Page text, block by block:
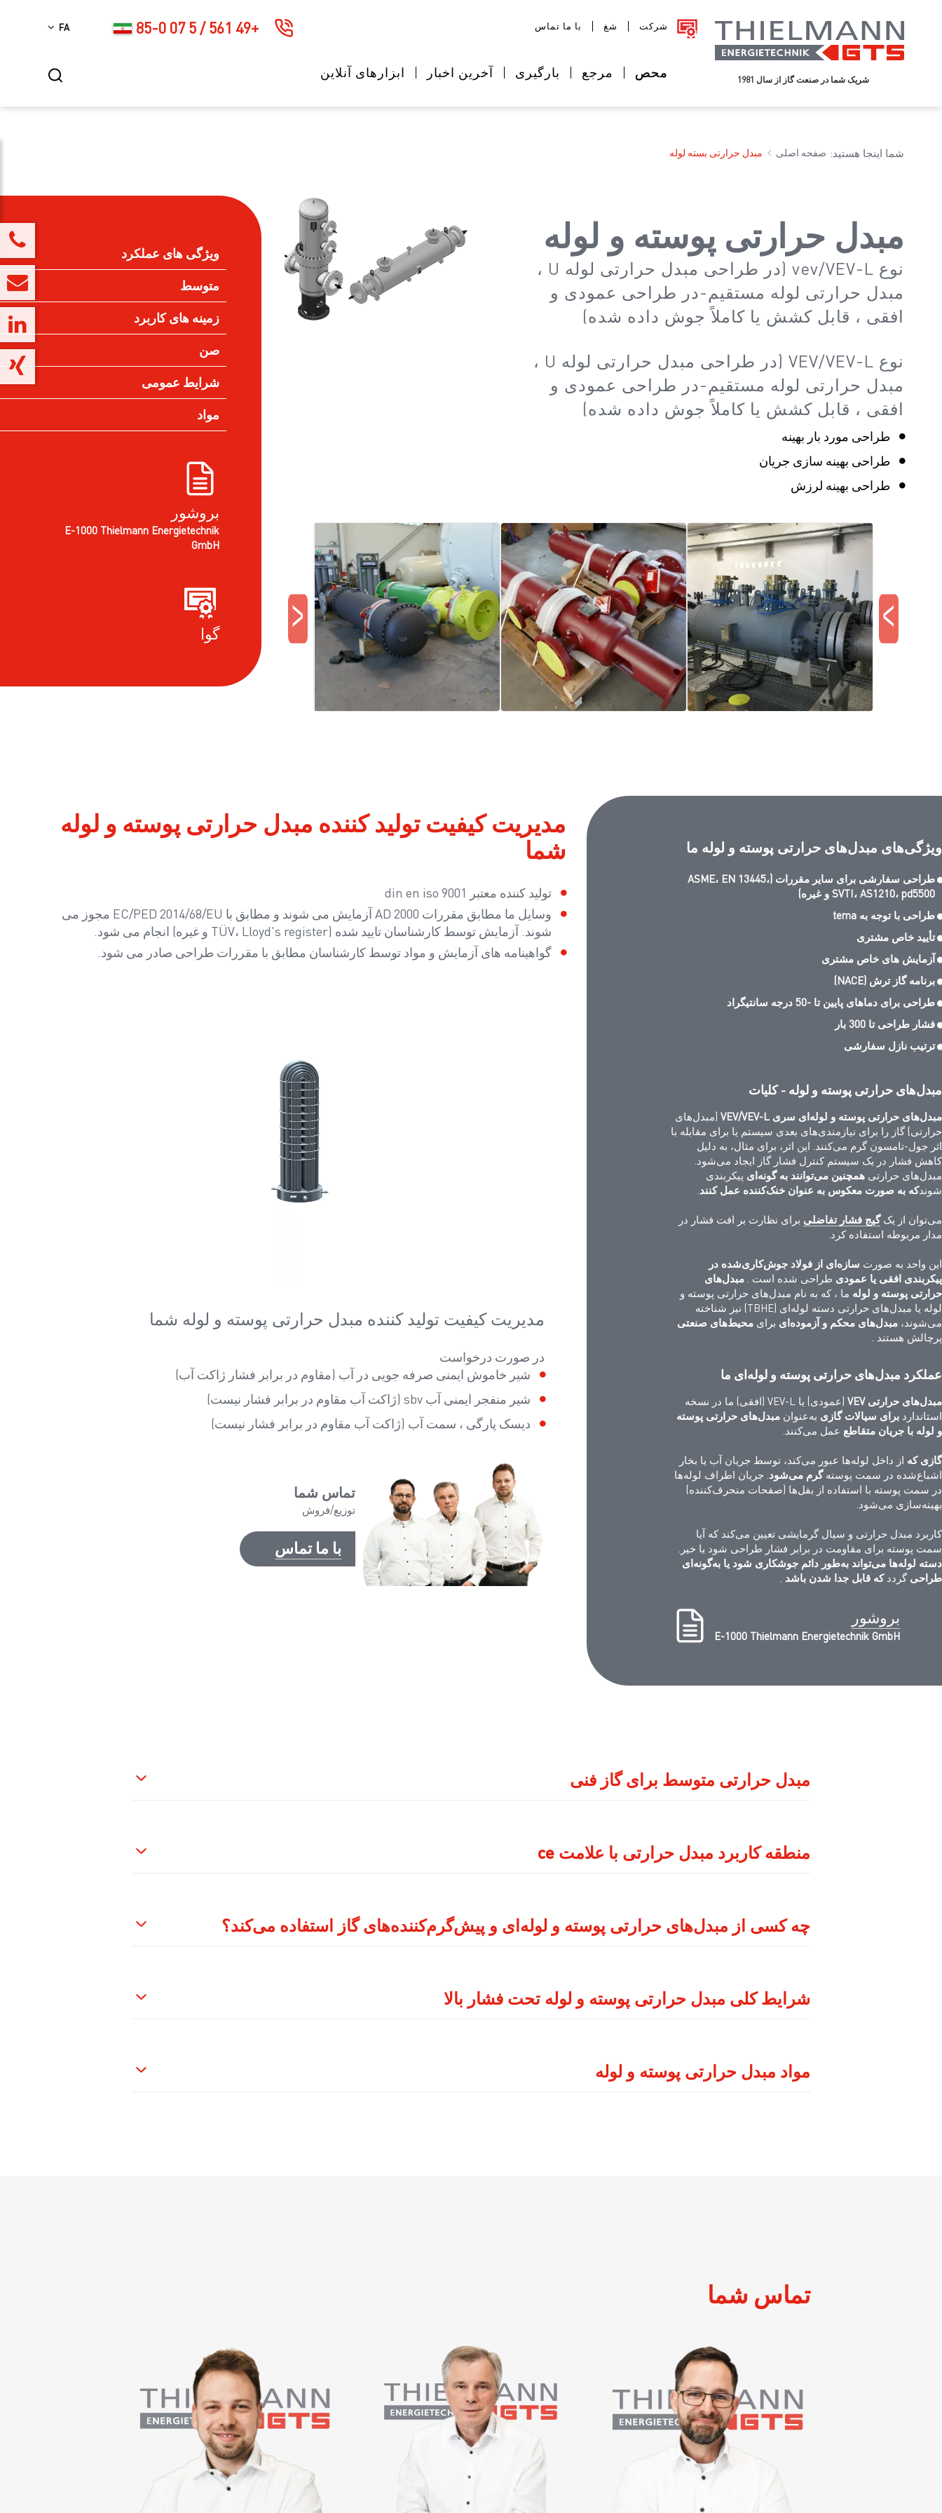
شریک شما در صنعت گاز از سال 1981
شرکت شغ با ما تماس FA +49 561 / 5 07 85-0
محص مرجع بارگیری آخرین اخبار ابزارهای آنلاین
شما اینجا هستید: مبدل حرارتی بسته لوله صفحه اصلی
مبدل حرارتی پوسته و لوله
نوع vev/VEV-L (در طراحی مبدل حرارتی لوله U ،
مبدل حرارتی لوله مستقیم-در طراحی عمودی و
افقی ، قابل کشش یا کاملاً جوش داده شده)
نوع VEV/VEV-L (در طراحی مبدل حرارتی لوله U ،
مبدل حرارتی لوله مستقیم-در طراحی عمودی و
افقی ، قابل کشش یا کاملاً جوش داده شده)
طراحی مورد بار بهینه
طراحی بهینه سازی جریان
طراحی بهینه لرزش
< >
ویژگی های عملکرد
متوسط
زمینه های کاربرد
صن
شرایط عمومی
مواد
بروشور
E-1000 Thielmann Energietechnik
GmbH
گوا
ویژگی‌های مبدل‌های حرارتی پوسته و لوله ما
طراحی سفارشی برای سایر مقررات (ASME، EN 13445،
SVTI، AS1210، pd5500 و غیره)
طراحی با توجه به tema
تأیید خاص مشتری
آزمایش های خاص مشتری
برنامه گاز ترش (NACE)
طراحی برای دماهای پایین تا -50 درجه سانتیگراد
فشار طراحی تا 300 بار
ترتیب نازل سفارشی
مبدل‌های حرارتی پوسته و لوله - کلیات
مبدل‌های حرارتی پوسته و لوله‌ای سری VEV/VEV-L
(مبدل‌های
حرارتی) گاز را برای نیازمندی‌های بعدی سیستم یا برای مقابله با
اثر جول-تامسون گرم می‌کنند. این اثر، برای مثال، به دلیل
کاهش فشار در یک سیستم کنترل فشار گاز ایجاد می‌شود.
مبدل‌های حرارتی همچنین می‌توانند به گونه‌ای پیکربندی
شوندکه به صورت معکوس به عنوان خنک‌کننده عمل کنند
می‌توان از یکگیج فشار تفاضلی برای نظارت بر افت فشار در
مدار مربوطه استفاده کرد.
این واحد به صورت سازه‌ای از فولاد جوش‌کاری‌شده در
پیکربندی افقی یا عمودی طراحی شده است
مبدل‌های
حرارتی پوسته و لوله ما ، که به نام مبدل‌های حرارتی پوسته و
لوله یا مبدل‌های حرارتی دسته لوله‌ای (TBHE) نیز شناخته
می‌شوند، مبدل‌های محکم و آزموده‌ای برای محیط‌های صنعتی
پرچالش هستند
عملکرد مبدل‌های حرارتی پوسته و لوله‌ای ما
مبدل‌های حرارتی VEV
(عمودی) یا VEV-L (افقی) ما در نسخه
استاندارد برای سیالات گازی به‌عنوان مبدل‌های حرارتی پوسته
و لوله با جریان متقاطع عمل می‌کنند.
گازی که از داخل لوله‌ها عبور می‌کند، توسط جریان آب یا بخار
اشباع‌شده در سمت پوستهگرم می‌شود . جریان اطراف لوله‌ها
در سمت پوسته با استفاده از بفل‌ها (صفحات منحرف‌کننده)
بهینه‌سازی می‌شود.
کاربرد مبدل حرارتی و سیال گرمایشی تعیین می‌کند که آیا
سمت پوسته برای مقاومت در برابر فشار طراحی شود یا خیر.
دسته لوله‌ها می‌تواند به‌طور دائم جوشکاری شود یا به‌گونه‌ای
طراحی گرددکه قابل جدا شدن باشد
بروشور
E-1000 Thielmann Energietechnik GmbH
مدیریت کیفیت تولید کننده مبدل حرارتی پوسته و لوله
شما
تولید کننده معتبر din en iso 9001
وسایل ما مطابق مقررات AD 2000 آزمایش می شوند و مطابق با EC/PED 2014/68/EU مجوز می
شوند. آزمایش توسط کارشناسان تایید شده (TÜV، Lloyd's register و غیره) انجام می شود.
گواهینامه های آزمایش و مواد توسط کارشناسان مطابق با مقررات طراحی صادر می شود.
مدیریت کیفیت تولید کننده مبدل حرارتی پوسته و لوله شما
در صورت درخواست
شیر خاموش ایمنی صرفه جویی در آب (مقاوم در برابر فشار ژاکت آب)
شیر منفجر ایمنی آب sbv (ژاکت آب مقاوم در برابر فشار نیست)
دیسک پارگی ، سمت آب (ژاکت آب مقاوم در برابر فشار نیست)
تماس شما
توزیع/فروش
با ما تماس
مبدل حرارتی متوسط برای گاز فنی
منطقه کاربرد مبدل حرارتی با علامت ce
چه کسی از مبدل‌های حرارتی پوسته و لوله‌ای و پیش‌گرم‌کننده‌های گاز استفاده می‌کند؟
شرایط کلی مبدل حرارتی پوسته و لوله تحت فشار بالا
مواد مبدل حرارتی پوسته و لوله
تماس شما